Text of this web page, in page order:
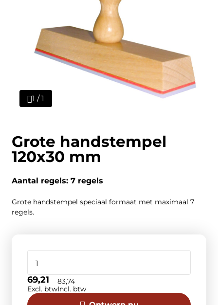
1 / 1
Grote handstempel
120x30 mm
Aantal regels: 7 regels
Grote handstempel speciaal formaat met maximaal 7
regels.
69,21
Excl. btw
83,74
Incl. btw